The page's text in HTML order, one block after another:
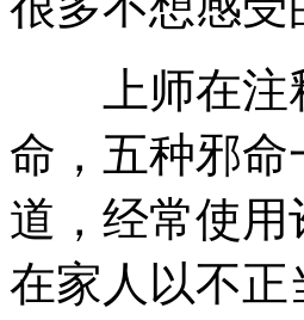
上师在注释
命，五种邪
道，经常使
在家人以不